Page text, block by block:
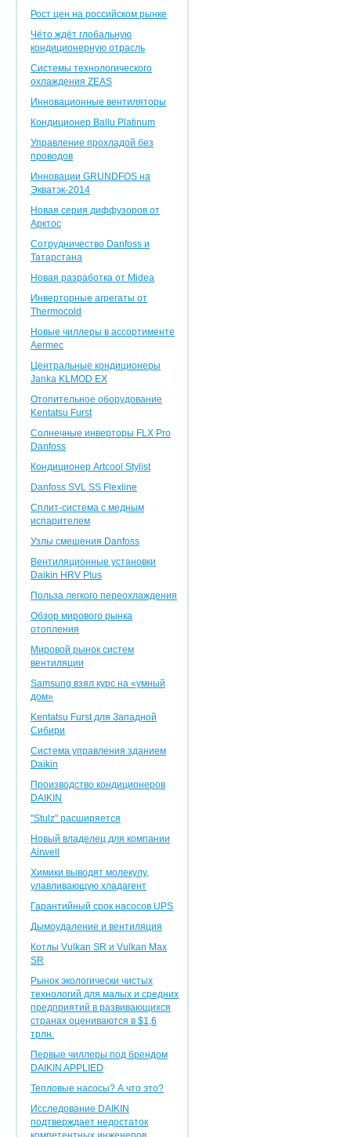
Рост цен на российском рынке
Чёто ждёт глобальную
кондиционерную отрасль
Системы технологического
охлаждения ZEAS
Инновационные вентиляторы
Кондиционер Ballu Platinum
Управление прохладой без
проводов
Инновации GRUNDFOS на
Экватэк-2014
Новая серия диффузоров от
Арктос
Сотрудничество Danfoss и
Татарстана
Новая разработка от Midea
Инверторные агрегаты от
Thermocold
Новые чиллеры в ассортименте
Aermec
Центральные кондиционеры
Janka KLMOD EX
Отопительное оборудование
Kentatsu Furst
Солнечные инверторы FLX Pro
Danfoss
Кондиционер Artcool Stylist
Danfoss SVL SS Flexline
Сплит-система с медным
испарителем
Узлы смешения Danfoss
Вентиляционные установки
Daikin HRV Plus
Польза легкого переохлаждения
Обзор мирового рынка
отопления
Мировой рынок систем
вентиляции
Samsung взял курс на «умный
дом»
Kentatsu Furst для Западной
Сибири
Система управления зданием
Daikin
Производство кондиционеров
DAIKIN
"Stulz" расширяется
Новый владелец для компании
Airwell
Химики выводят молекулу,
улавливающую хладагент
Гарантийный срок насосов UPS
Дымоудаление и вентиляция
Котлы Vulkan SR и Vulkan Max
SR
Рынок экологически чистых
технологий для малых и средних
предприятий в развивающихся
странах оцениваются в $1,6
трлн.
Первые чиллеры под брендом
DAIKIN APPLIED
Тепловые насосы? А что это?
Исследование DAIKIN
подтверждает недостаток